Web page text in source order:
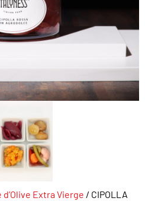
d’Olive Extra Vierge / CIPOLLA